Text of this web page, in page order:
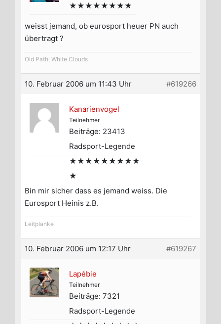
★★★★★★★★
weisst jemand, ob eurosport heuer PN auch
übertragt ?
Old Path, White Clouds
10. Februar 2006 um 11:43 Uhr #619266
Kanarienvogel
Teilnehmer
Beiträge: 23413
Radsport-Legende
★★★★★★★★★
★
Bin mir sicher dass es jemand weiss. Die
Eurosport Heinis z.B.
Leitplanke
10. Februar 2006 um 12:17 Uhr #619267
Lapébie
Teilnehmer
Beiträge: 7321
Radsport-Legende